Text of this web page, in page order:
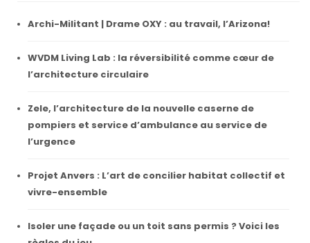
Archi-Militant | Drame OXY : au travail, l’Arizona!
WVDM Living Lab : la réversibilité comme cœur de
l’architecture circulaire
Zele, l’architecture de la nouvelle caserne de
pompiers et service d’ambulance au service de
l’urgence
Projet Anvers : L’art de concilier habitat collectif et
vivre-ensemble
Isoler une façade ou un toit sans permis ? Voici les